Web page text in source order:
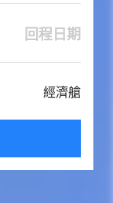
回程日期
經濟艙